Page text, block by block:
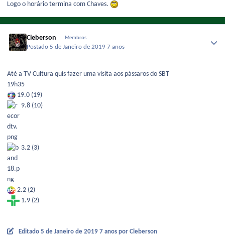
Logo o horário termina com Chaves.
Cleberson Membros
Postado 5 de Janeiro de 2019 7 anos
Até a TV Cultura quis fazer uma visita aos pássaros do SBT
19h35
19.0 (19)
9.8 (10)
3.2 (3)
2.2 (2)
1.9 (2)
Editado 5 de Janeiro de 2019 7 anos por Cleberson